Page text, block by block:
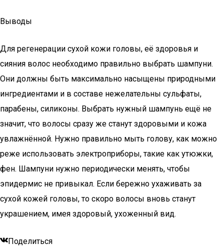
Выводы
Для регенерации сухой кожи головы, её здоровья и
сияния волос необходимо правильно выбрать шампуни.
Они должны быть максимально насыщены природными
ингредиентами и в составе нежелательны сульфаты,
парабены, силиконы. Выбрать нужный шампунь ещё не
значит, что волосы сразу же станут здоровыми и кожа
увлажнённой. Нужно правильно мыть голову, как можно
реже использовать электроприборы, такие как утюжки,
фен. Шампуни нужно периодически менять, чтобы
эпидермис не привыкал. Если бережно ухаживать за
сухой кожей головы, то скоро волосы вновь станут
украшением, имея здоровый, ухоженный вид.
Поделиться